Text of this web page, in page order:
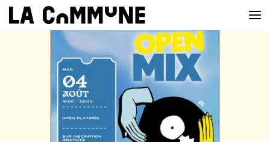
VOIR LA CARTE
CHEFS
PROG’